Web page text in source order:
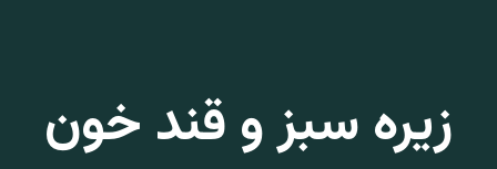
زیره سبز و قند خون